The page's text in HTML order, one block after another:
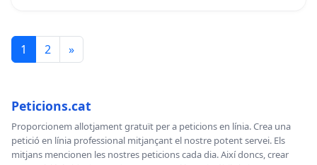
1 2 »
Peticions.cat
Proporcionem allotjament gratuït per a peticions en línia. Crea una
petició en línia professional mitjançant el nostre potent servei. Els
mitjans mencionen les nostres peticions cada dia. Així doncs, crear